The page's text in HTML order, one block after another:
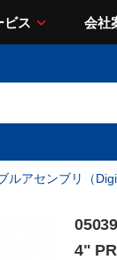
ビス 会社
ルアセンブリ（
4"